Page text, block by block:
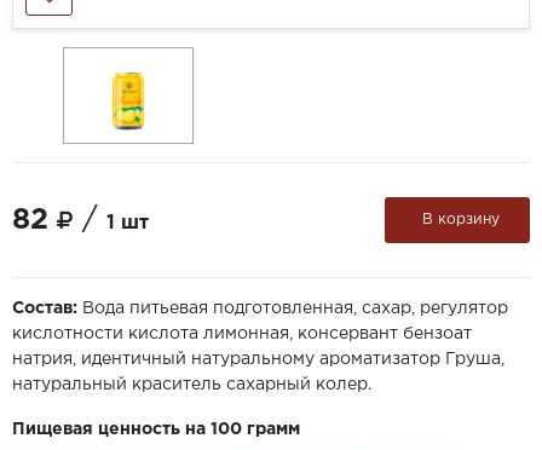
82 / 1 шт В корзину
Состав: Вода питьевая подготовленная, сахар, регулятор
кислотности кислота лимонная, консервант бензоат
натрия, идентичный натуральному ароматизатор Груша,
натуральный краситель сахарный колер.
Пищевая ценность на 100 грамм